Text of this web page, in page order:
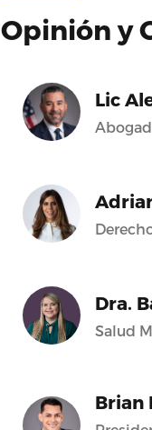
Opinión y
Lic
Dra.
Salud
Brian